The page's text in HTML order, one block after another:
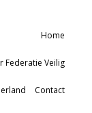
Home
Federatie Veilig
Contact